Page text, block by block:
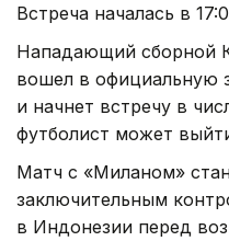
Встреча началась в
Нападающий сборной
вошел в официальную
и начнет встречу в
футболист может
Матч с «Миланом»
заключительным
в Индонезии перед